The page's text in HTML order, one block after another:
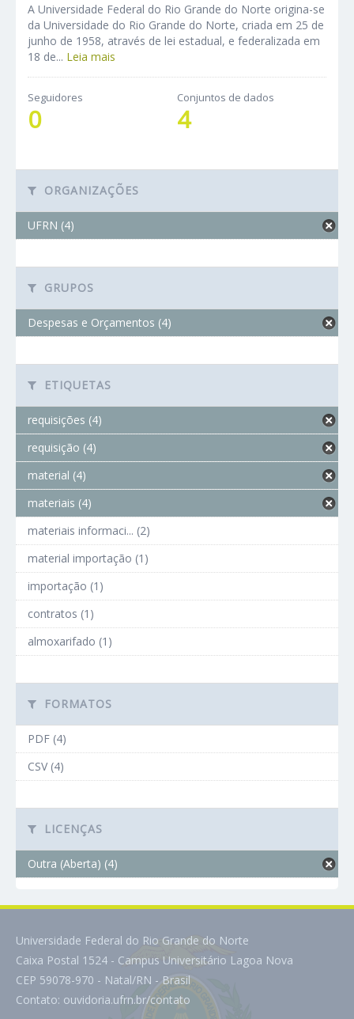
A Universidade Federal do Rio Grande do Norte origina-se
da Universidade do Rio Grande do Norte, criada em 25 de
junho de 1958, através de lei estadual, e federalizada em
18 de... Leia mais
Seguidores
0
Conjuntos de dados
4
ORGANIZAÇÕES
UFRN (4)
GRUPOS
Despesas e Orçamentos (4)
ETIQUETAS
requisições (4)
requisição (4)
material (4)
materiais (4)
materiais informaci... (2)
material importação (1)
importação (1)
contratos (1)
almoxarifado (1)
FORMATOS
PDF (4)
CSV (4)
LICENÇAS
Outra (Aberta) (4)
Universidade Federal do Rio Grande do Norte
Caixa Postal 1524 - Campus Universitário Lagoa Nova
CEP 59078-970 - Natal/RN - Brasil
Contato: ouvidoria.ufrn.br/contato